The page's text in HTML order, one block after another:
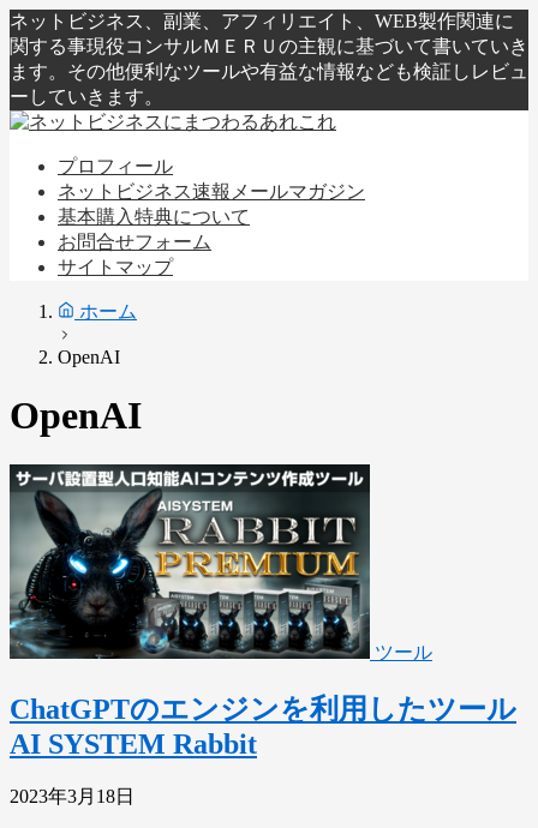
ネットビジネス、副業、アフィリエイト、WEB製作関連に
関する事現役コンサルＭＥＲＵの主観に基づいて書いていき
ます。その他便利なツールや有益な情報なども検証しレビュ
ーしていきます。
プロフィール
ネットビジネス速報メールマガジン
基本購入特典について
お問合せフォーム
サイトマップ
ホーム
OpenAI
OpenAI
ツール
ChatGPTのエンジンを利用したツール
AI SYSTEM Rabbit
2023年3月18日